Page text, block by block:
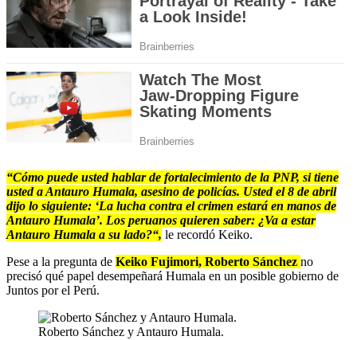
“Cómo puede usted hablar de fortalecimiento de la PNP, si tiene
usted a Antauro Humala, asesino de policías. Usted el 8 de abril
dijo lo siguiente: ‘La lucha contra el crimen estará en manos de
Antauro Humala’. Los peruanos quieren saber: ¿Va a estar
Antauro Humala a su lado?“, le recordó Keiko.
Pese a la pregunta de Keiko Fujimori, Roberto Sánchez no
precisó qué papel desempeñará Humala en un posible gobierno de
Juntos por el Perú.
Roberto Sánchez y Antauro Humala.